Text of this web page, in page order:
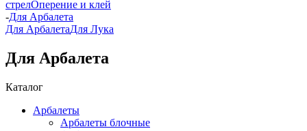
стрелОперение и клей
-Для Арбалета
Для АрбалетаДля Лука
Для Арбалета
Каталог
Арбалеты
Арбалеты блочные